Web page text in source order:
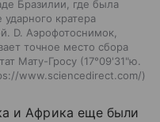
Бразилии, где была
кратера
D. Аэрофотоснимок,
точное место сбора
Мату-Гросу (17°09'31"ю.
www.sciencedirect.com/
и Африка еще были